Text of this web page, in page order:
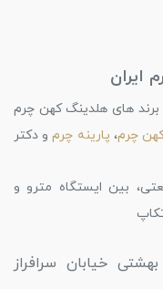
ایران
برند های هلدینگ کهن چرم
چرم، پارینه چرمو دکتر
بین ایستگاه مترو و
خیابان سرافراز